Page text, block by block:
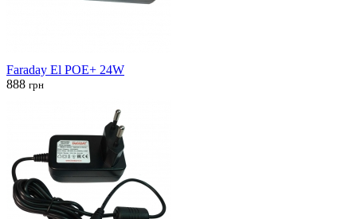
Faraday El POE+ 24W
888 грн